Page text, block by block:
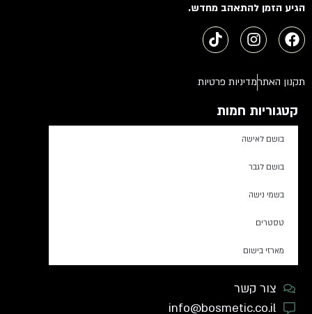
הגיע הזמן להתאהב מחדש.
תקנון האתרמדיניות פרטיות
קטגוריות חמות
בושם לאישה
בושם לגבר
בשמי נישה
טסטרים
מארזי בישום
צור קשר
info@bosmetic.co.il